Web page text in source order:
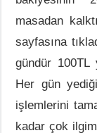
masadan
sayfasına
gündür 100TL
Her gün
işlemlerini
kadar çok